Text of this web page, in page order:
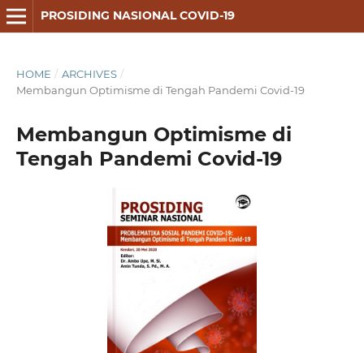
PROSIDING NASIONAL COVID-19
HOME / ARCHIVES /
Membangun Optimisme di Tengah Pandemi Covid-19
Membangun Optimisme di
Tengah Pandemi Covid-19